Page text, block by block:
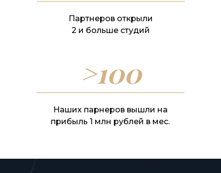
Партнеров открыли
2 и больше студий
>100
Наших парнеров вышли на
прибыль 1 млн рублей в мес.